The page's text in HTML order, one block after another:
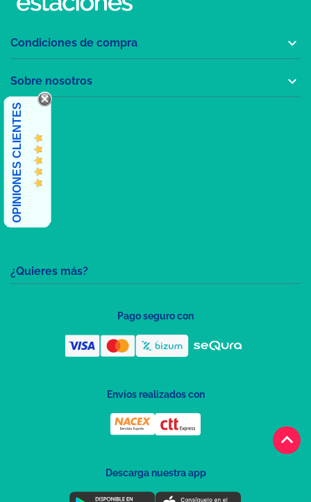
keyboard_arrow_up
¿Quieres más?
Condiciones de compra 
Sobre nosotros 
OPINIONES CLIENTES
Pago seguro con
Envíos realizados con
Descarga nuestra app